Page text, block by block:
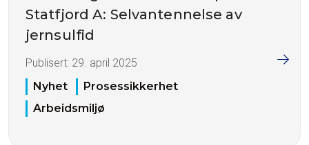
Statfjord A: Selvantennelse av
jernsulfid
Publisert: 29. april 2025
Nyhet
Prosessikkerhet
Arbeidsmiljø